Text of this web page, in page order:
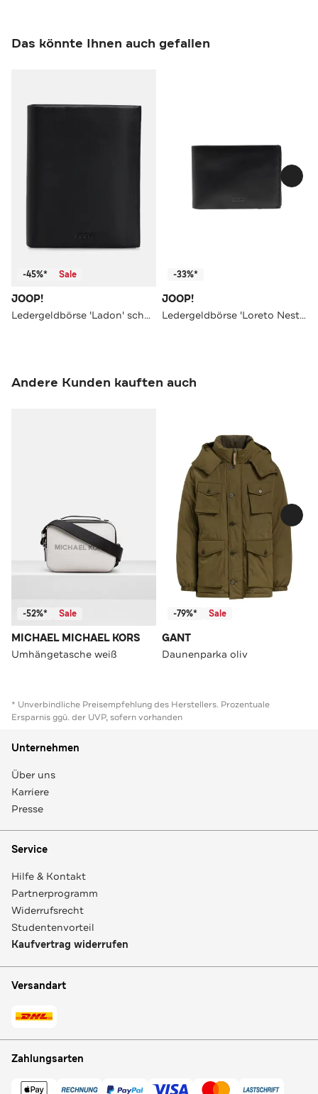
Das könnte Ihnen auch gefallen
-45%* Sale
JOOP!
Ledergeldbörse 'Ladon' schwarz
-33%*
JOOP!
Ledergeldbörse 'Loreto Nestor' schwarz
Andere Kunden kauften auch
-52%* Sale
MICHAEL MICHAEL KORS
Umhängetasche weiß
-79%* Sale
GANT
Daunenparka oliv
* Unverbindliche Preisempfehlung des Herstellers. Prozentuale
Ersparnis ggü. der UVP, sofern vorhanden
Unternehmen
Über uns
Karriere
Presse
Service
Hilfe & Kontakt
Partnerprogramm
Widerrufsrecht
Studentenvorteil
Kaufvertrag widerrufen
Versandart
Zahlungsarten